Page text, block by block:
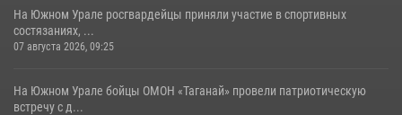
На Южном Урале росгвардейцы приняли участие в спортивных
состязаниях, ...
07 августа 2026, 09:25
На Южном Урале бойцы ОМОН «Таганай» провели патриотическую
встречу с д...